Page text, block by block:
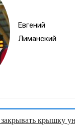
Евгений
Лиманский
крышку